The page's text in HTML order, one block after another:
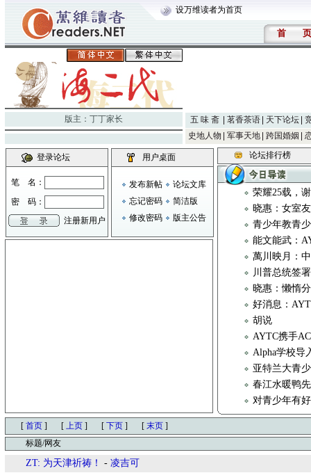
设万维读者为首页
首 页
版主： 丁丁家长 五 味 斋 茗香茶语 天下论坛
史地人物
军事天地 跨国婚姻
登录论坛
笔 名：
密 码：
注册新用户
用户桌面
发布新帖
论坛文库
忘记密码
简洁版
修改密码
版主公告
论坛排行榜
荣耀25载，
晓惠：女室友
青少年教青
能文能武：
萬川映月：
川普总统签
晓惠：懒惰
好消息：
胡说
AYTC携手
Alpha学校导
亚特兰大青
春江水暖鸭
对青少年有
[ 首页 ] [ 上页 ] [ 下页 ] [ 末页 ]
标题/网友
ZT: 为天津祈祷！ - 凌吉可